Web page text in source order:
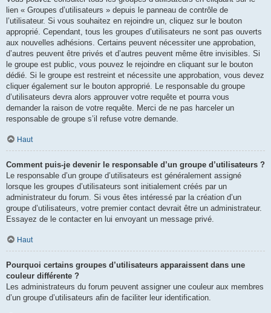
lien « Groupes d’utilisateurs » depuis le panneau de contrôle de
l’utilisateur. Si vous souhaitez en rejoindre un, cliquez sur le bouton
approprié. Cependant, tous les groupes d’utilisateurs ne sont pas ouverts
aux nouvelles adhésions. Certains peuvent nécessiter une approbation,
d’autres peuvent être privés et d’autres peuvent même être invisibles. Si
le groupe est public, vous pouvez le rejoindre en cliquant sur le bouton
dédié. Si le groupe est restreint et nécessite une approbation, vous devez
cliquer également sur le bouton approprié. Le responsable du groupe
d’utilisateurs devra alors approuver votre requête et pourra vous
demander la raison de votre requête. Merci de ne pas harceler un
responsable de groupe s’il refuse votre demande.
Haut
Comment puis-je devenir le responsable d’un groupe d’utilisateurs ?
Le responsable d’un groupe d’utilisateurs est généralement assigné
lorsque les groupes d’utilisateurs sont initialement créés par un
administrateur du forum. Si vous êtes intéressé par la création d’un
groupe d’utilisateurs, votre premier contact devrait être un administrateur.
Essayez de le contacter en lui envoyant un message privé.
Haut
Pourquoi certains groupes d’utilisateurs apparaissent dans une
couleur différente ?
Les administrateurs du forum peuvent assigner une couleur aux membres
d’un groupe d’utilisateurs afin de faciliter leur identification.